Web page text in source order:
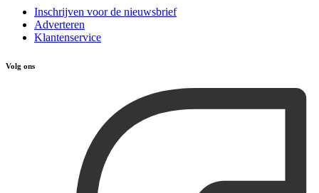
Inschrijven voor de nieuwsbrief
Adverteren
Klantenservice
Volg ons